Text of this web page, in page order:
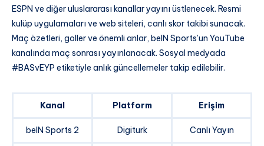
ESPN ve diğer uluslararası kanallar yayını üstlenecek. Resmi
kulüp uygulamaları ve web siteleri, canlı skor takibi sunacak.
Maç özetleri, goller ve önemli anlar, beIN Sports’un YouTube
kanalında maç sonrası yayınlanacak. Sosyal medyada
#BASvEYP etiketiyle anlık güncellemeler takip edilebilir.
Kanal Platform Erişim
beIN Sports 2 Digiturk Canlı Yayın